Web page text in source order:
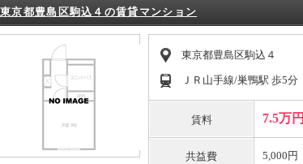
東京都豊島区駒込４の賃貸マンション
東京都豊島区駒込４
ＪＲ山手線/巣鴨駅 歩5分
賃料 7.5万円
共益費 5,000円